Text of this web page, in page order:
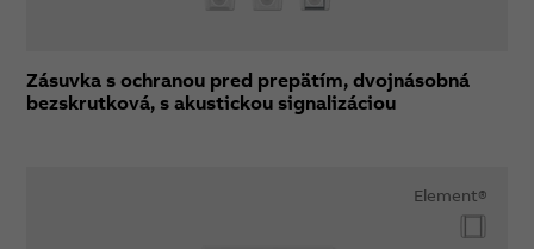
Zásuvka s ochranou pred prepätím, dvojnásobná
bezskrutková, s akustickou signalizáciou
Element®